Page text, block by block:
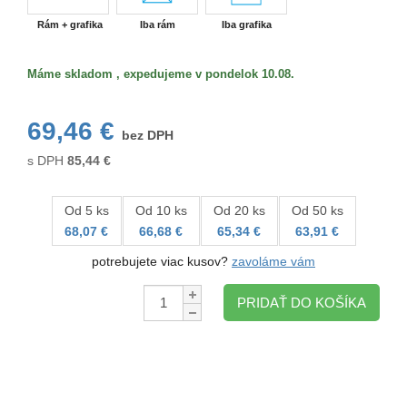
Rám + grafika Iba rám Iba grafika
Máme skladom , expedujeme v pondelok 10.08.
69,46 €
bez DPH
s DPH 85,44 €
Od 5 ks
68,07 €
Od 10 ks
66,68 €
Od 20 ks
65,34 €
Od 50 ks
63,91 €
potrebujete viac kusov? zavoláme vám
Množstvo:
PRIDAŤ DO KOŠÍKA